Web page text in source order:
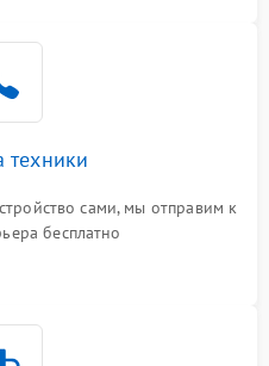
техники
сами, мы отправим к
бесплатно